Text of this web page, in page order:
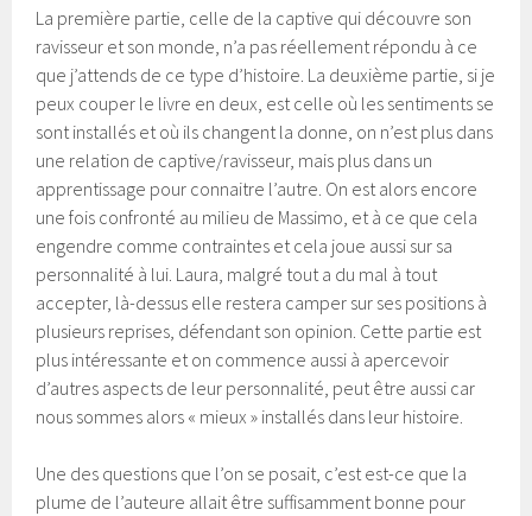
La première partie, celle de la captive qui découvre son
ravisseur et son monde, n’a pas réellement répondu à ce
que j’attends de ce type d’histoire. La deuxième partie, si je
peux couper le livre en deux, est celle où les sentiments se
sont installés et où ils changent la donne, on n’est plus dans
une relation de captive/ravisseur, mais plus dans un
apprentissage pour connaitre l’autre. On est alors encore
une fois confronté au milieu de Massimo, et à ce que cela
engendre comme contraintes et cela joue aussi sur sa
personnalité à lui. Laura, malgré tout a du mal à tout
accepter, là-dessus elle restera camper sur ses positions à
plusieurs reprises, défendant son opinion. Cette partie est
plus intéressante et on commence aussi à apercevoir
d’autres aspects de leur personnalité, peut être aussi car
nous sommes alors « mieux » installés dans leur histoire.
Une des questions que l’on se posait, c’est est-ce que la
plume de l’auteure allait être suffisamment bonne pour